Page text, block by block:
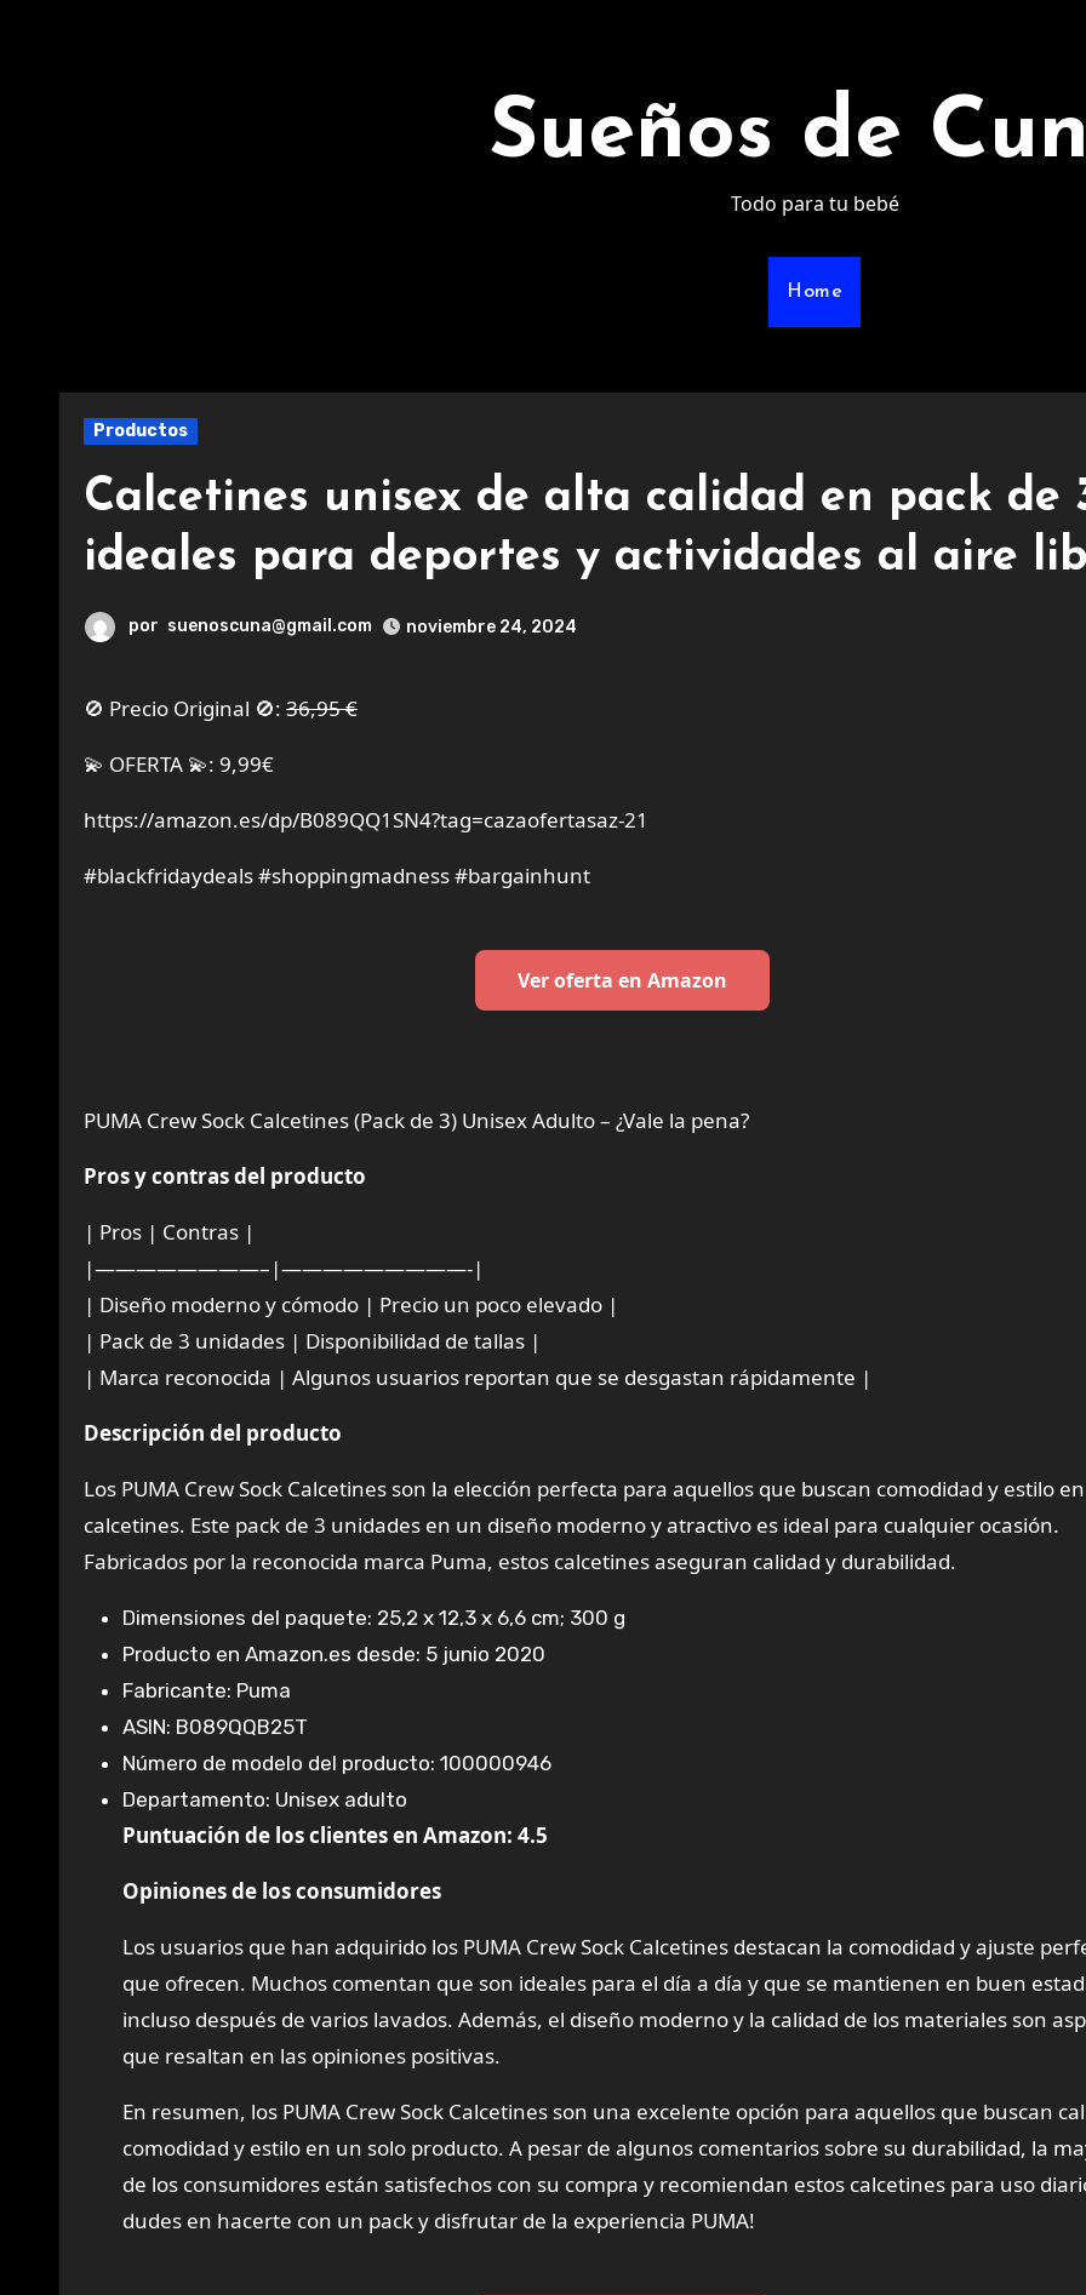
Sueños de
Todo para tu bebé
Home
Productos
Calcetines unisex de alta calidad en pack de
ideales para deportes y actividades al aire
por suenoscuna@gmail.com noviembre 24, 2024
🚫 Precio Original 🚫: 36,95 €
💫 OFERTA 💫: 9,99€
https://amazon.es/dp/B089QQ1SN4?tag=cazaofertasaz-21
#blackfridaydeals #shoppingmadness #bargainhunt
Ver oferta en Amazon
PUMA Crew Sock Calcetines (Pack de 3) Unisex Adulto – ¿Vale la pena?
Pros y contras del producto
| Pros | Contras |
|————————–|—————————-|
| Diseño moderno y cómodo | Precio un poco elevado |
| Pack de 3 unidades | Disponibilidad de tallas |
| Marca reconocida | Algunos usuarios reportan que se desgastan rápidamente |
Descripción del producto
Los PUMA Crew Sock Calcetines son la elección perfecta para aquellos que buscan comodidad y estilo
calcetines. Este pack de 3 unidades en un diseño moderno y atractivo es ideal para cualquier ocasión.
Fabricados por la reconocida marca Puma, estos calcetines aseguran calidad y durabilidad.
Dimensiones del paquete: 25,2 x 12,3 x 6,6 cm; 300 g
Producto en Amazon.es desde: 5 junio 2020
Fabricante: Puma
ASIN: B089QQB25T
Número de modelo del producto: 100000946
Departamento: Unisex adulto
Puntuación de los clientes en Amazon: 4.5
Opiniones de los consumidores
Los usuarios que han adquirido los PUMA Crew Sock Calcetines destacan la comodidad y ajuste
que ofrecen. Muchos comentan que son ideales para el día a día y que se mantienen en buen
incluso después de varios lavados. Además, el diseño moderno y la calidad de los materiales son
que resaltan en las opiniones positivas.
En resumen, los PUMA Crew Sock Calcetines son una excelente opción para aquellos que buscan
comodidad y estilo en un solo producto. A pesar de algunos comentarios sobre su durabilidad, la
de los consumidores están satisfechos con su compra y recomiendan estos calcetines para uso
dudes en hacerte con un pack y disfrutar de la experiencia PUMA!